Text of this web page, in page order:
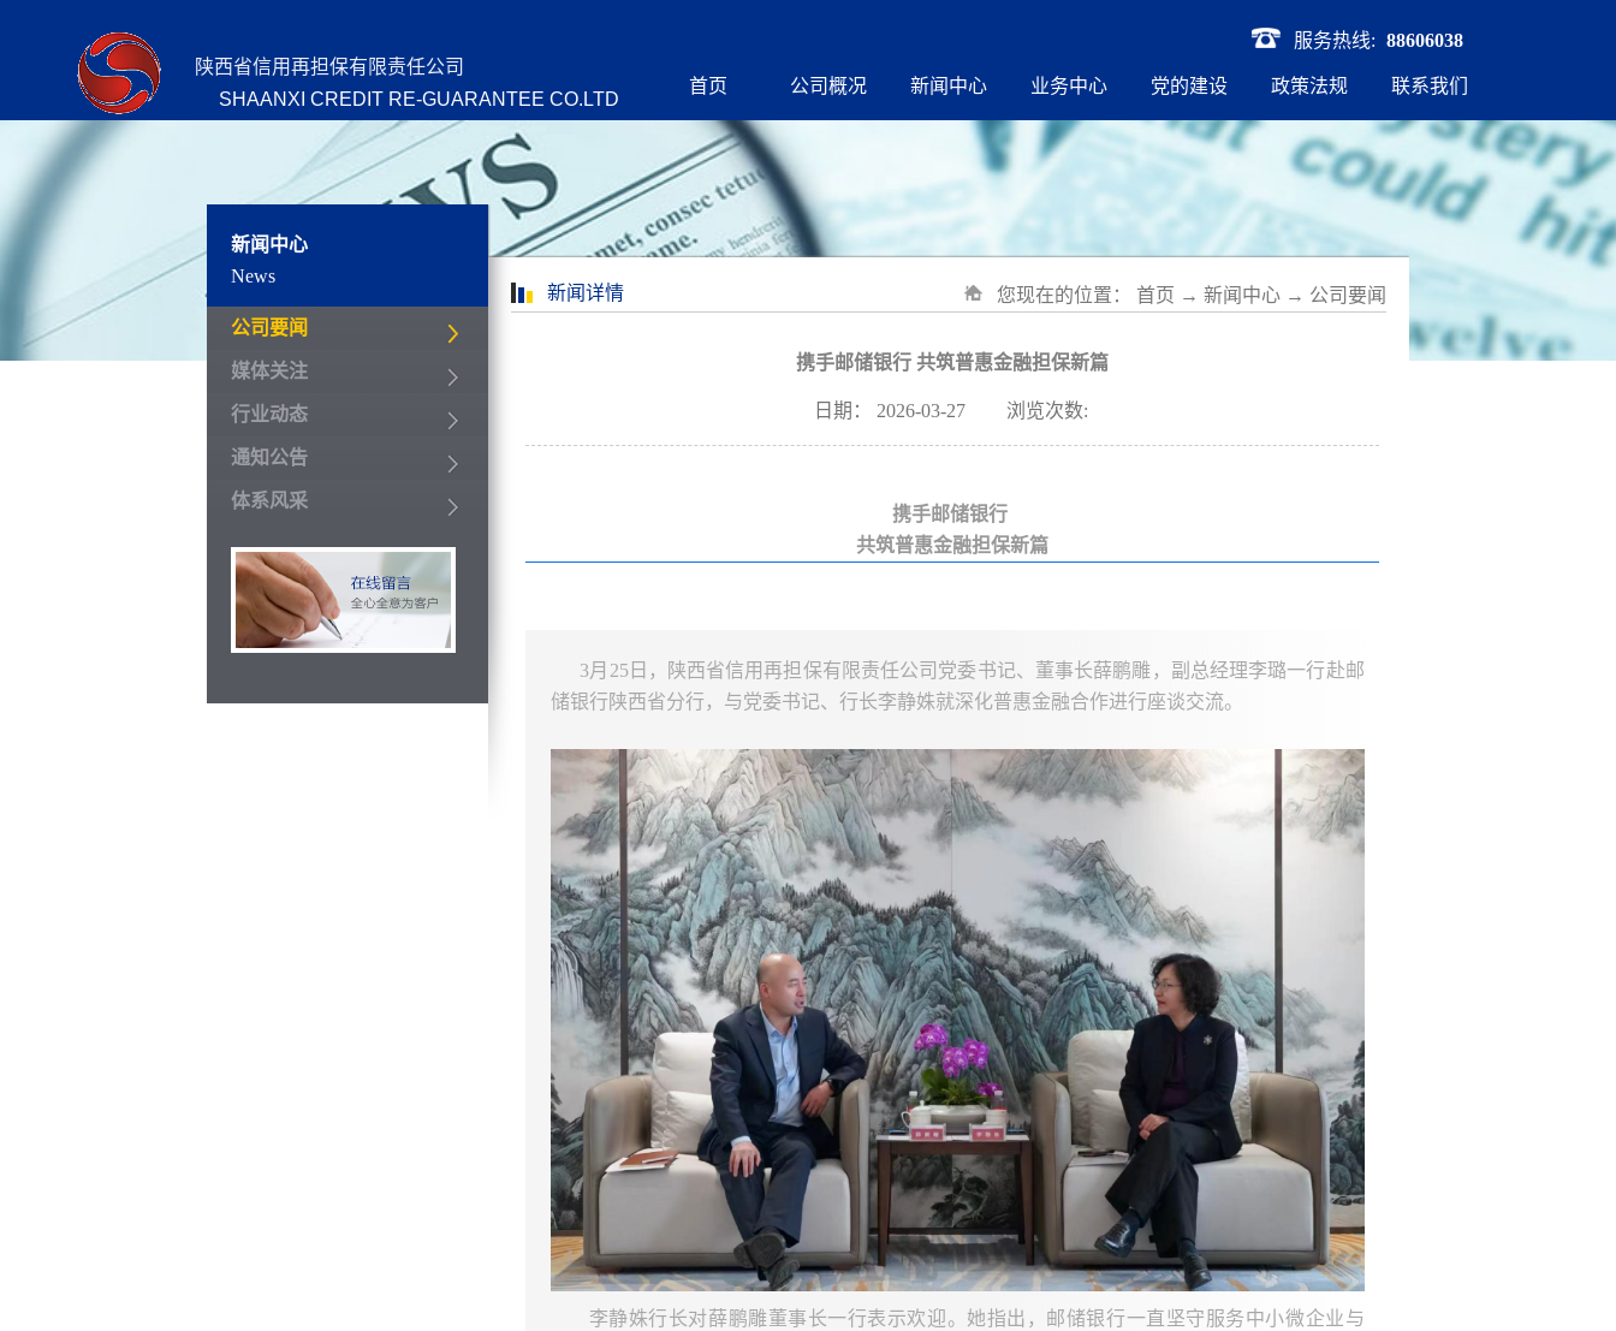
陕西省信用再担保有限责任公司
SHAANXI CREDIT RE-GUARANTEE CO.LTD
服务热线: 88606038
首页 公司概况 新闻中心 业务中心 党的建设 政策法规 联系我们
新闻中心
News
公司要闻
媒体关注
行业动态
通知公告
体系风采
新闻详情 您现在的位置： 首页 → 新闻中心 → 公司要闻
携手邮储银行 共筑普惠金融担保新篇
日期： 2026-03-27 浏览次数:
携手邮储银行
共筑普惠金融担保新篇
3月25日，陕西省信用再担保有限责任公司党委书记、董事长薛鹏雕，副总经理李璐一行赴邮
储银行陕西省分行，与党委书记、行长李静姝就深化普惠金融合作进行座谈交流。
李静姝行长对薛鹏雕董事长一行表示欢迎。她指出，邮储银行一直坚守服务中小微企业与